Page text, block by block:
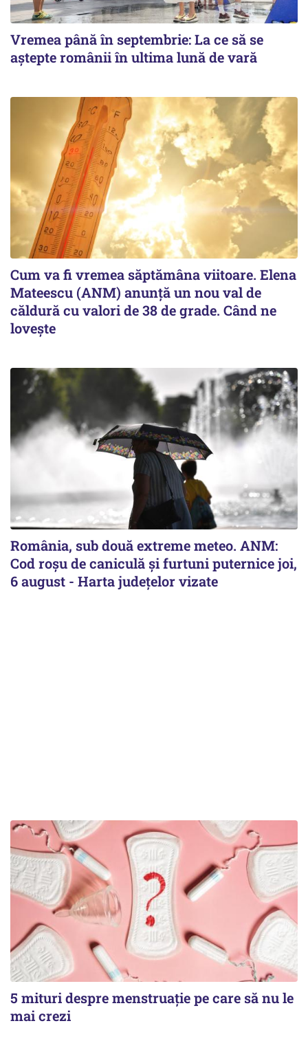
Vremea până în septembrie: La ce să se
aștepte românii în ultima lună de vară
Cum va fi vremea săptămâna viitoare. Elena
Mateescu (ANM) anunță un nou val de
căldură cu valori de 38 de grade. Când ne
lovește
România, sub două extreme meteo. ANM:
Cod roșu de caniculă și furtuni puternice joi,
6 august - Harta județelor vizate
5 mituri despre menstruație pe care să nu le
mai crezi